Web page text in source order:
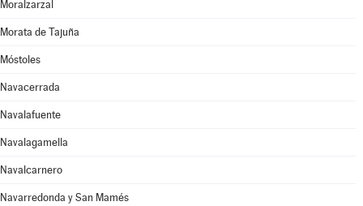
Moralzarzal
Morata de Tajuña
Móstoles
Navacerrada
Navalafuente
Navalagamella
Navalcarnero
Navarredonda y San Mamés